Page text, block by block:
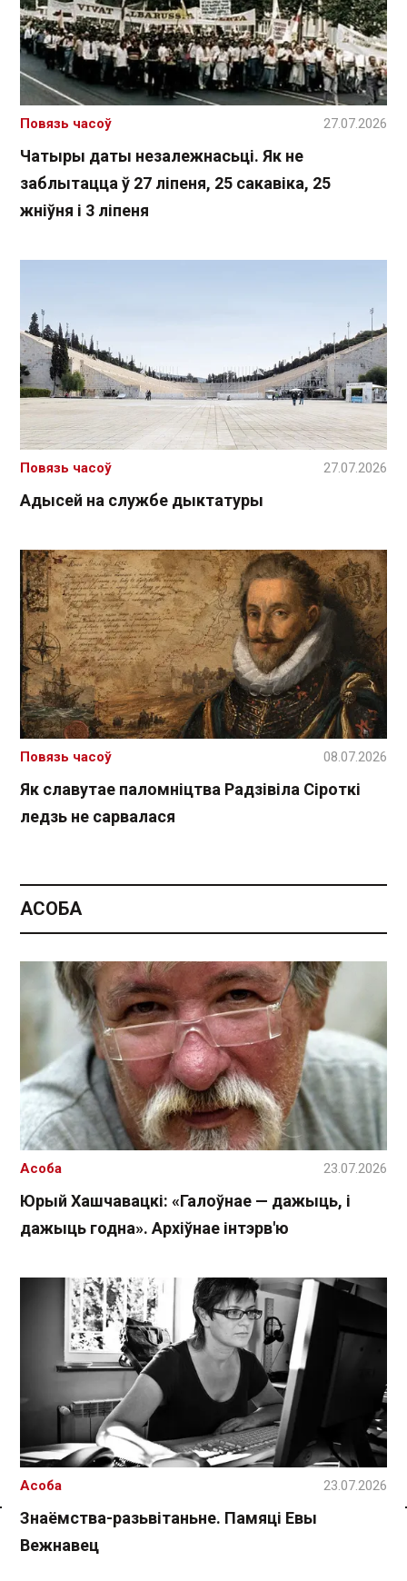
Спасылка без VPN
Чатыры даты незалежнасьці. Як не
заблытацца ў 27 ліпеня, 25 сакавіка, 25
жніўня і 3 ліпеня
Повязь часоў 27.07.2026
Адысей на службе дыктатуры
Повязь часоў 27.07.2026
Як славутае паломніцтва Радзівіла Сіроткі
ледзь не сарвалася
Повязь часоў 08.07.2026
АСОБА
Юрый Хашчавацкі: «Галоўнае — дажыць, і
дажыць годна». Архіўнае інтэрв'ю
Асоба 23.07.2026
Знаёмства-разьвітаньне. Памяці Евы
Вежнавец
Асоба 23.07.2026